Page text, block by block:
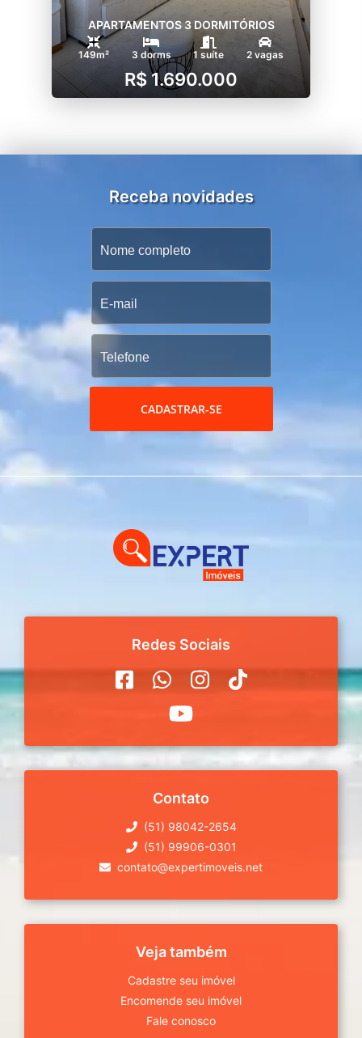
APARTAMENTOS 3 DORMITÓRIOS
149m² 3 dorms 1 suíte 2 vagas
R$ 1.690.000
Receba novidades
CADASTRAR-SE
Redes Sociais
Contato
(51) 98042-2654
(51) 99906-0301
contato@expertimoveis.net
Veja também
Cadastre seu imóvel
Encomende seu imóvel
Fale conosco